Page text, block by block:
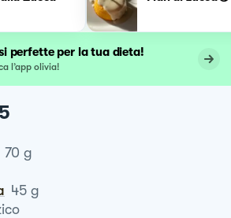
perfette per la tua dieta!
l’app olivia!
5
70 g
45 g